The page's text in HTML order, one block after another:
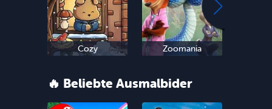
Cozy Zoomania
🔥 Beliebte Ausmalbider